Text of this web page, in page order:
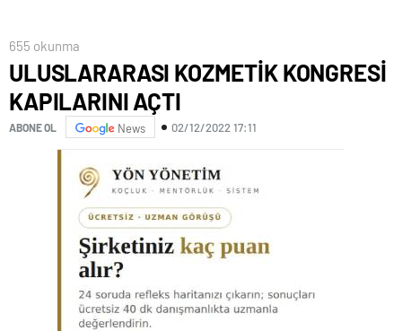
655 okunma
ULUSLARARASI KOZMETİK KONGRESİ
KAPILARINI AÇTI
ABONE OL News 02/12/2022 17:11